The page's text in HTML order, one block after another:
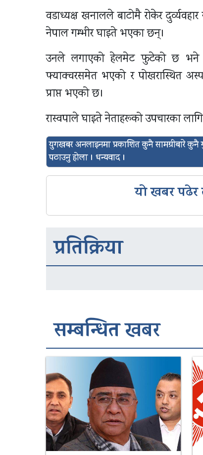
वडाध्यक्ष खनालले बाटोमै रोकेर
नेपाल गम्भीर घाइते भएका छन्।
उनले लगाएको हेलमेट फुटेको छ भने
फ्याक्चरसमेत भएको र पोखरास्थित
प्राप्त भएको छ।
रास्वपाले घाइते नेताहरूको उपचारका
युगखबर अनलाइनमा प्रकाशित कुनै सामग्रीबारे
पठाउनु होला । धन्यवाद ।
यो खबर
प्रतिक्रिया
सम्बन्धित खबर